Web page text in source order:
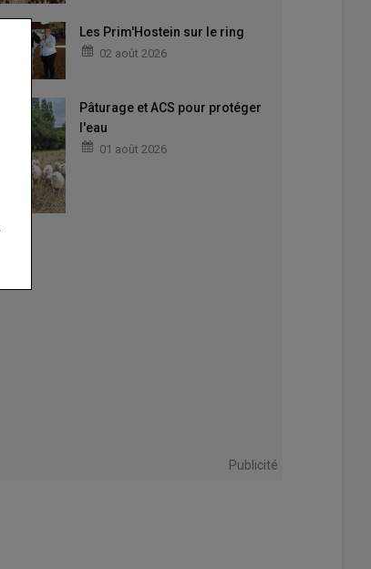
Les Prim'Hostein sur le ring
02 août 2026
Pâturage et ACS pour protéger
l'eau
01 août 2026
Publicité